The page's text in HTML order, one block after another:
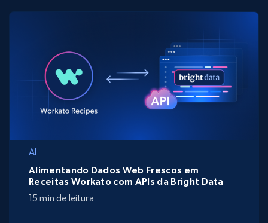
AI
Alimentando Dados Web Frescos em
Receitas Workato com APIs da Bright Data
15 min de leitura